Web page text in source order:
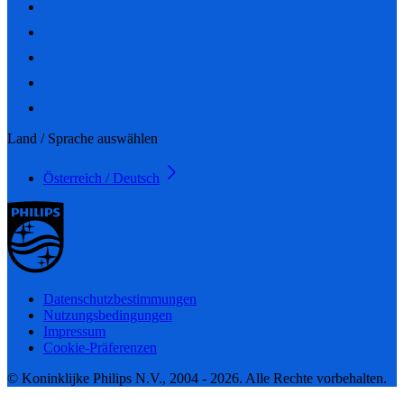
Land / Sprache auswählen
Österreich / Deutsch
Datenschutzbestimmungen
Nutzungsbedingungen
Impressum
Cookie-Präferenzen
© Koninklijke Philips N.V., 2004 - 2026. Alle Rechte vorbehalten.